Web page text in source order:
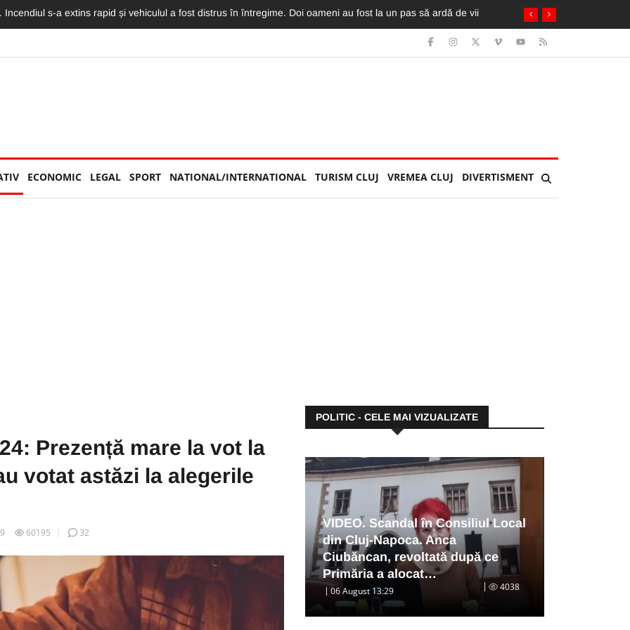
„Nu am văzut niciun echipaj de Poliție sau Jandarmerie”
ECONOMIC LEGAL SPORT NATIONAL/INTERNATIONAL TURISM CLUJ VREMEA CLUJ DIVERTISMENT
Prezență mare la vot la
votat astăzi la alegerile
60195 32
POLITIC - CELE MAI VIZUALIZATE
VIDEO. Scandal în Consiliul Local
din Cluj-Napoca. Anca
Ciubăncan, revoltată după ce
Primăria a alocat…
06 August 13:29 4038